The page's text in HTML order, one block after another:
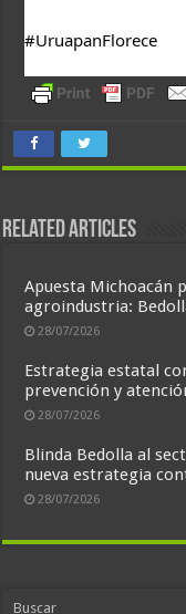
#UruapanFlorece
Related Articles
Apuesta Michoacán
agroindustria:
28/07/2026
Estrategia estatal
prevención y
28/07/2026
Blinda Bedolla al
nueva estrategia
28/07/2026
Buscar